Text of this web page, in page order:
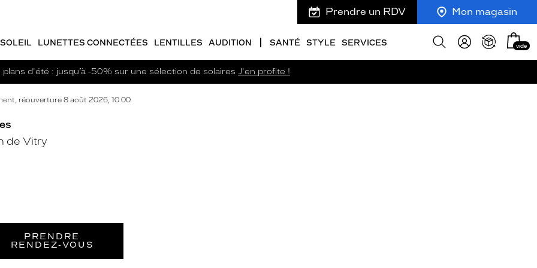
Prendre un RDV Mon magasin
LUNETTES CONNECTÉES LENTILLES AUDITION SANTÉ STYLE SERVICES
Afficher
Mon
panier
vide
plans d'été : jusqu’à -50% sur une sélection de solaires J'en profite !
réouverture 8 août 2026, 10:00
de Vitry
PRENDRE
RENDEZ‑VOUS